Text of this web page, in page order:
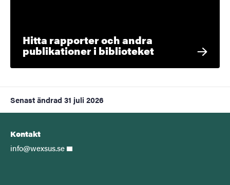
Hitta rapporter och andra
publikationer i biblioteket
Senast ändrad 31 juli 2026
Kontakt
info@wexsus.se